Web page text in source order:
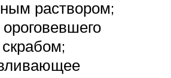
раствором;